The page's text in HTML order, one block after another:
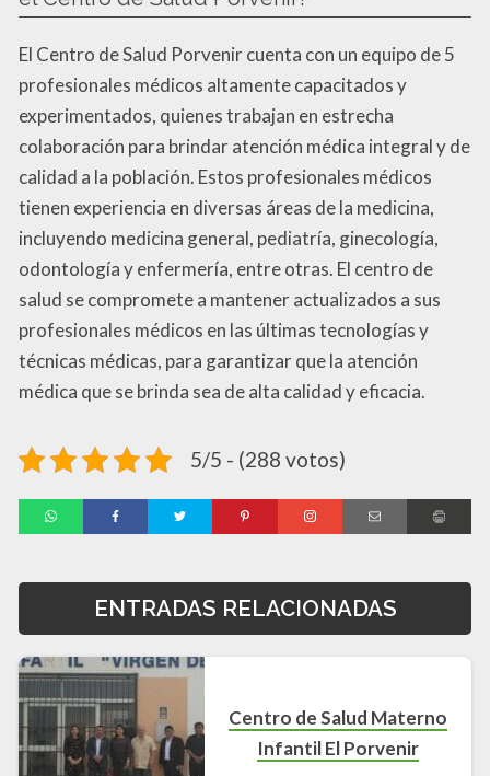
El Centro de Salud Porvenir cuenta con un equipo de 5
profesionales médicos altamente capacitados y
experimentados, quienes trabajan en estrecha
colaboración para brindar atención médica integral y de
calidad a la población. Estos profesionales médicos
tienen experiencia en diversas áreas de la medicina,
incluyendo medicina general, pediatría, ginecología,
odontología y enfermería, entre otras. El centro de
salud se compromete a mantener actualizados a sus
profesionales médicos en las últimas tecnologías y
técnicas médicas, para garantizar que la atención
médica que se brinda sea de alta calidad y eficacia.
5/5 - (288 votos)
ENTRADAS RELACIONADAS
Centro de Salud Materno
Infantil El Porvenir